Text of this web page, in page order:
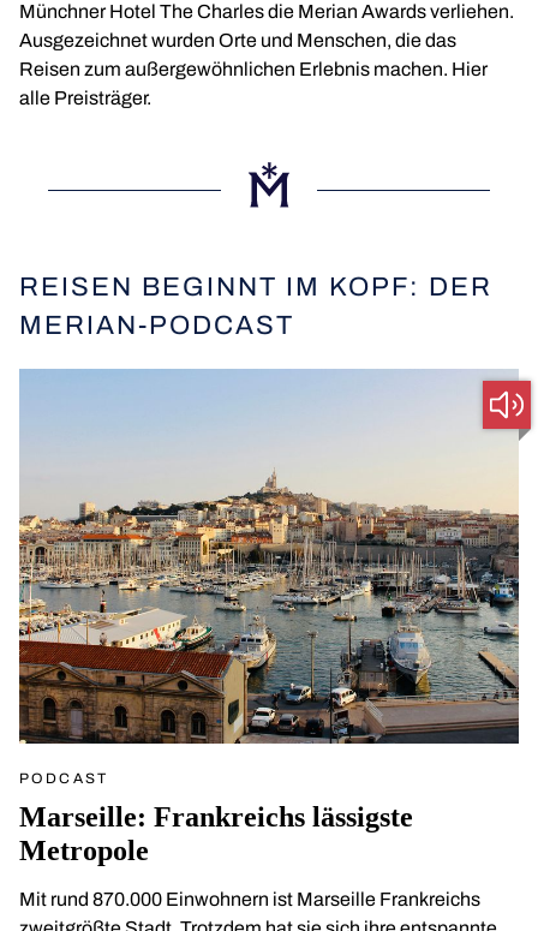
Münchner Hotel The Charles die Merian Awards verliehen.
Ausgezeichnet wurden Orte und Menschen, die das
Reisen zum außergewöhnlichen Erlebnis machen. Hier
alle Preisträger.
REISEN BEGINNT IM KOPF: DER
MERIAN-PODCAST
PODCAST
Marseille: Frankreichs lässigste
Metropole
Mit rund 870.000 Einwohnern ist Marseille Frankreichs